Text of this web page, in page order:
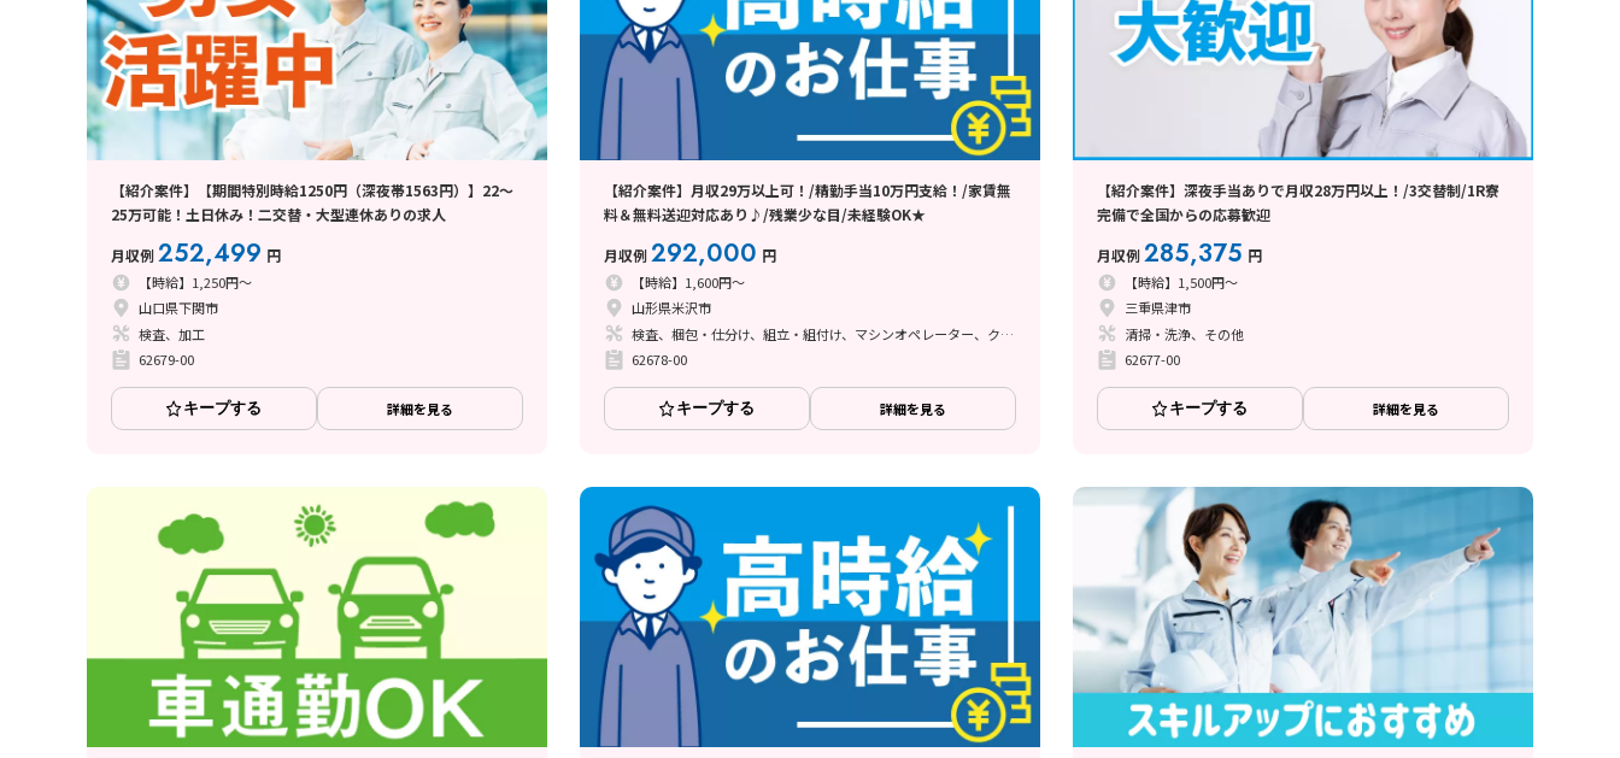
【紹介案件】【期間特別時給1250円（深夜帯1563円）】22～
25万可能！土日休み！二交替・大型連休ありの求人
月収例252,499 円
【時給】1,250円～
山口県下関市
検査、加工
62679-00
キープする 詳細を見る
【紹介案件】月収29万以上可！/精勤手当10万円支給！/家賃無
料＆無料送迎対応あり♪/残業少な目/未経験OK★
月収例292,000 円
【時給】1,600円～
山形県米沢市
検査、梱包・仕分け、組立・組付け、マシンオペレーター、クリーンルーム、清掃・洗浄
62678-00
キープする 詳細を見る
【紹介案件】深夜手当ありで月収28万円以上！/3交替制/1R寮
完備で全国からの応募歓迎
月収例285,375 円
【時給】1,500円～
三重県津市
清掃・洗浄、その他
62677-00
キープする 詳細を見る